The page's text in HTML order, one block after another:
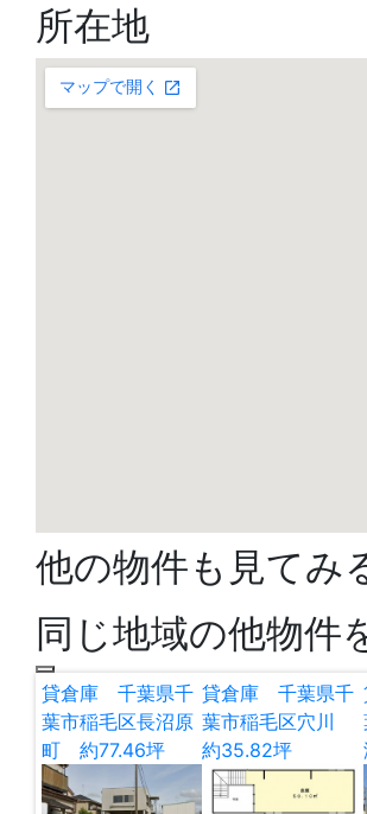
所在地
他の物件も見てみ
同じ地域の他物件
貸倉庫 千葉県千
葉市稲毛区長沼原
町 約77.46坪
貸倉庫 千葉県千
葉市稲毛区穴川
約35.82坪